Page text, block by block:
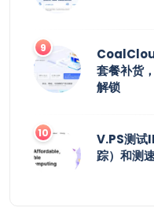
套餐补货
解锁
V.PS测
踪）和测